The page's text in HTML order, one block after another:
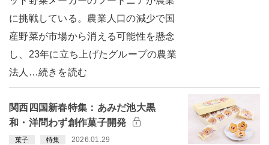
に挑戦している。農業人口の減少で国
産野菜が市場から消える可能性を懸念
し、23年に立ち上げたグループの農業
法人…続きを読む
関西四国新春特集：あみだ池大黒
和・洋問わず創作菓子開発
菓子 特集 2026.01.29